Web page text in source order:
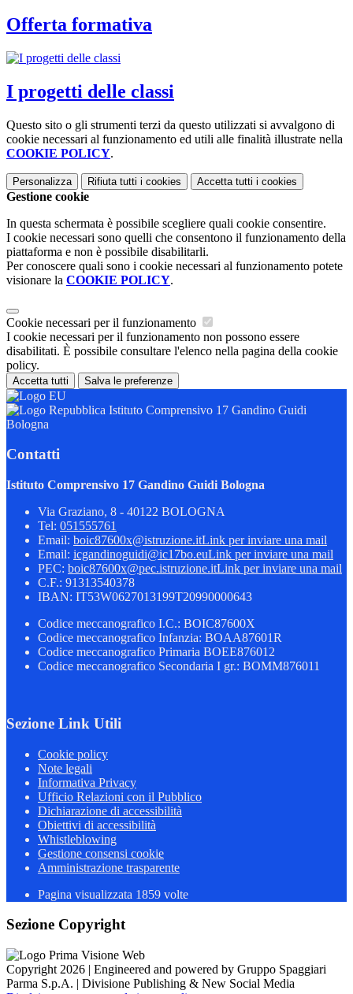
Offerta formativa
I progetti delle classi
Questo sito o gli strumenti terzi da questo utilizzati si avvalgono di
cookie necessari al funzionamento ed utili alle finalità illustrate nella
COOKIE POLICY.
Personalizza Rifiuta tutti i cookies Accetta tutti i cookies
Gestione cookie
In questa schermata è possibile scegliere quali cookie consentire.
I cookie necessari sono quelli che consentono il funzionamento della
piattaforma e non è possibile disabilitarli.
Per conoscere quali sono i cookie necessari al funzionamento potete
visionare la COOKIE POLICY.
Cookie necessari per il funzionamento
I cookie necessari per il funzionamento non possono essere
disabilitati. È possibile consultare l'elenco nella pagina della cookie
policy.
Accetta tutti Salva le preferenze
Istituto Comprensivo 17 Gandino Guidi
Bologna
Contatti
Istituto Comprensivo 17 Gandino Guidi Bologna
Via Graziano, 8 - 40122 BOLOGNA
Tel: 051555761
Email: boic87600x@istruzione.itLink per inviare una mail
Email: icgandinoguidi@ic17bo.euLink per inviare una mail
PEC: boic87600x@pec.istruzione.itLink per inviare una mail
C.F.: 91313540378
IBAN: IT53W0627013199T20990000643
Codice meccanografico I.C.: BOIC87600X
Codice meccanografico Infanzia: BOAA87601R
Codice meccanografico Primaria BOEE876012
Codice meccanografico Secondaria I gr.: BOMM876011
Sezione Link Utili
Cookie policy
Note legali
Informativa Privacy
Ufficio Relazioni con il Pubblico
Dichiarazione di accessibilità
Obiettivi di accessibilità
Whistleblowing
Gestione consensi cookie
Amministrazione trasparente
Pagina visualizzata 1859 volte
Sezione Copyright
Copyright 2026 | Engineered and powered by Gruppo Spaggiari
Parma S.p.A. | Divisione Publishing & New Social Media